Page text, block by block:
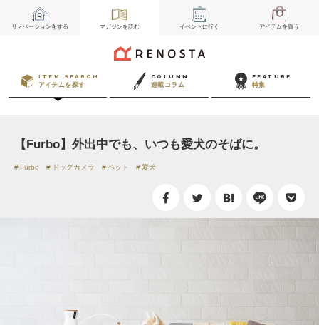
リノベーションをする マガジンを読む イベント に行く アイテムを買う
ITEM SEARCH
アイテムを探す
COLUMN
連載コラム
FEATURE
特集
【Furbo】外出中でも、いつも愛犬のそばに。
Furbo ドッグカメラ ペット 愛犬